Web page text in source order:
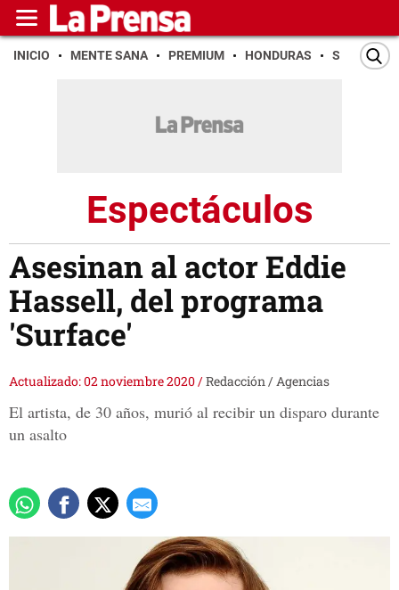
INICIO MENTE SANA PREMIUM HONDURAS SAN PEDRO
Espectáculos
Asesinan al actor Eddie
Hassell, del programa
'Surface'
Actualizado: 02 noviembre 2020/Redacción / Agencias
El artista, de 30 años, murió al recibir un disparo durante
un asalto